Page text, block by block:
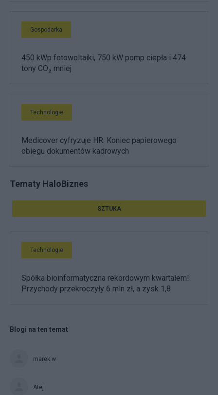
Gospodarka
450 kWp fotowoltaiki, 750 kW pomp ciepła i 474
tony CO₂ mniej
Technologie
Medicover cyfryzuje HR. Koniec papierowego
obiegu dokumentów kadrowych
Tematy HaloBiznes
SZTUKA
Technologie
Spółka bioinformatyczna rekordowym kwartałem!
Przychody przekroczyły 6 mln zł, a zysk 1,8
Blogi na ten temat
marek.w
Atej